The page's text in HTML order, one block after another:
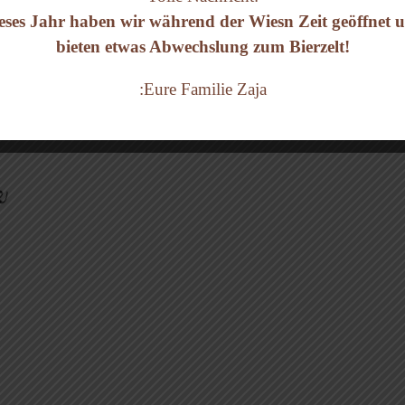
Jahr haben wir während der Wiesn Zeit geöffnet
bieten etwas Abwechslung zum Bierzelt!
:Eure Familie Zaja